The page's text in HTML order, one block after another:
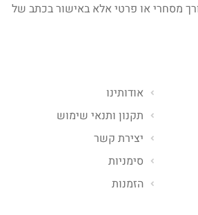
מסחרי או פרטי אלא באישור בכתב של
אודותינו
תקנון ותנאי שימוש
יצירת קשר
סימניות
הזמנות